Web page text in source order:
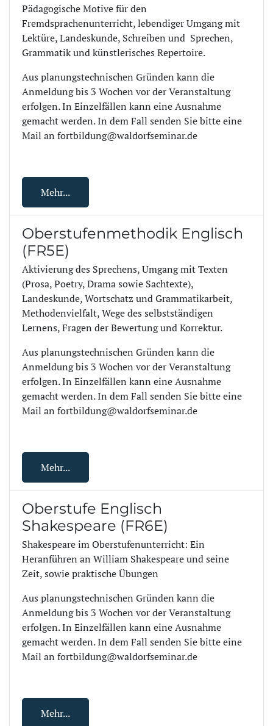
Pädagogische Motive für den
Fremdsprachenunterricht, lebendiger Umgang mit
Lektüre, Landeskunde, Schreiben und Sprechen,
Grammatik und künstlerisches Repertoire.
Aus planungstechnischen Gründen kann die
Anmeldung bis 3 Wochen vor der Veranstaltung
erfolgen. In Einzelfällen kann eine Ausnahme
gemacht werden. In dem Fall senden Sie bitte eine
Mail an fortbildung@waldorfseminar.de
Mehr...
Oberstufenmethodik Englisch
(FR5E)
Aktivierung des Sprechens, Umgang mit Texten
(Prosa, Poetry, Drama sowie Sachtexte),
Landeskunde, Wortschatz und Grammatikarbeit,
Methodenvielfalt, Wege des selbstständigen
Lernens, Fragen der Bewertung und Korrektur.
Aus planungstechnischen Gründen kann die
Anmeldung bis 3 Wochen vor der Veranstaltung
erfolgen. In Einzelfällen kann eine Ausnahme
gemacht werden. In dem Fall senden Sie bitte eine
Mail an fortbildung@waldorfseminar.de
Mehr...
Oberstufe Englisch
Shakespeare (FR6E)
Shakespeare im Oberstufenunterricht: Ein
Heranführen an William Shakespeare und seine
Zeit, sowie praktische Übungen
Aus planungstechnischen Gründen kann die
Anmeldung bis 3 Wochen vor der Veranstaltung
erfolgen. In Einzelfällen kann eine Ausnahme
gemacht werden. In dem Fall senden Sie bitte eine
Mail an fortbildung@waldorfseminar.de
Mehr...